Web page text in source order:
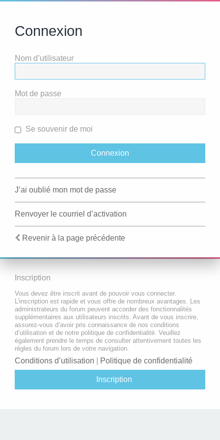
Connexion
Nom d’utilisateur
Mot de passe
Se souvenir de moi
J’ai oublié mon mot de passe
Renvoyer le courriel d’activation
Revenir à la page précédente
Inscription
Vous devez être inscrit avant de pouvoir vous connecter.
L’inscription est rapide et vous offre de nombreux avantages. Les
administrateurs du forum peuvent accorder des fonctionnalités
supplémentaires aux utilisateurs inscrits. Avant de vous inscrire,
assurez-vous d’avoir pris connaissance de nos conditions
d’utilisation et de notre politique de confidentialité. Veuillez
également prendre le temps de consulter attentivement toutes les
règles du forum lors de votre navigation.
Conditions d’utilisation Politique de confidentialité
Inscription